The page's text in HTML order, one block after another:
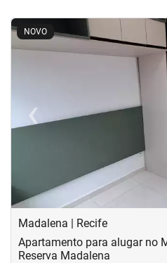
NOVO
<<<<
‹Previous
Madalena | Recife
Apartamento para alugar no
Reserva Madalena